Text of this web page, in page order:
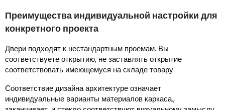
Преимущества индивидуальной настройки для
конкретного проекта
Двери подходят к нестандартным проемам. Вы
соответствуете открытию, не заставлять открытие
соответствовать имеющемуся на складе товару.
Соответствие дизайна архитектуре означает
индивидуальные варианты материалов каркаса.,